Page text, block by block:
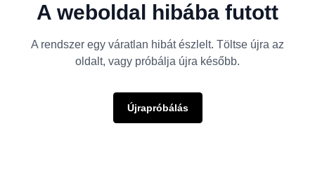
A weboldal hibába futott
A rendszer egy váratlan hibát észlelt. Töltse újra az
oldalt, vagy próbálja újra később.
Újrapróbálás